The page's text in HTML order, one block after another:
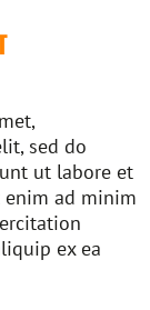
sed do
ut labore et
enim ad minim
ex ea